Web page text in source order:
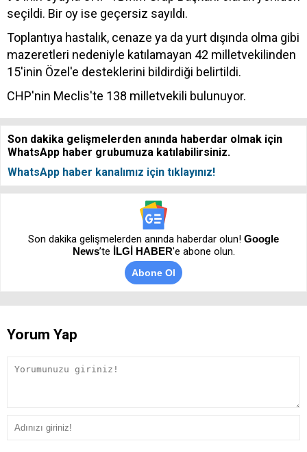
seçildi. Bir oy ise geçersiz sayıldı.
Toplantıya hastalık, cenaze ya da yurt dışında olma gibi
mazeretleri nedeniyle katılamayan 42 milletvekilinden
15'inin Özel'e desteklerini bildirdiği belirtildi.
CHP'nin Meclis'te 138 milletvekili bulunuyor.
Son dakika gelişmelerden anında haberdar olmak için
WhatsApp haber grubumuza katılabilirsiniz.
WhatsApp haber kanalımız için tıklayınız!
Son dakika gelişmelerden anında haberdar olun! Google
News’te İLGİ HABER'e abone olun.
Abone Ol
Yorum Yap